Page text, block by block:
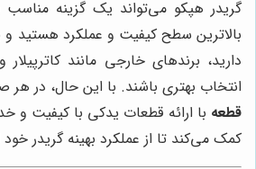
گریدر هپکو می‌تواند یک گزینه مناسب
بالاترین سطح کیفیت و عملکرد هستید و
دارید، برندهای خارجی مانند
انتخاب بهتری باشند. با این حال، در هر
قطعه با ارائه قطعات یدکی با کیفیت
کمک می‌کند تا از عملکرد بهینه گریدر